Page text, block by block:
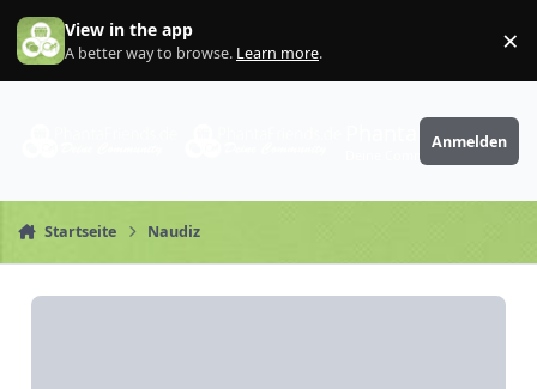
Zum Inhalt springen
View in the app
A better way to browse. Learn more. ×
PhantaFriends.de
Anmelden
Startseite Naudiz